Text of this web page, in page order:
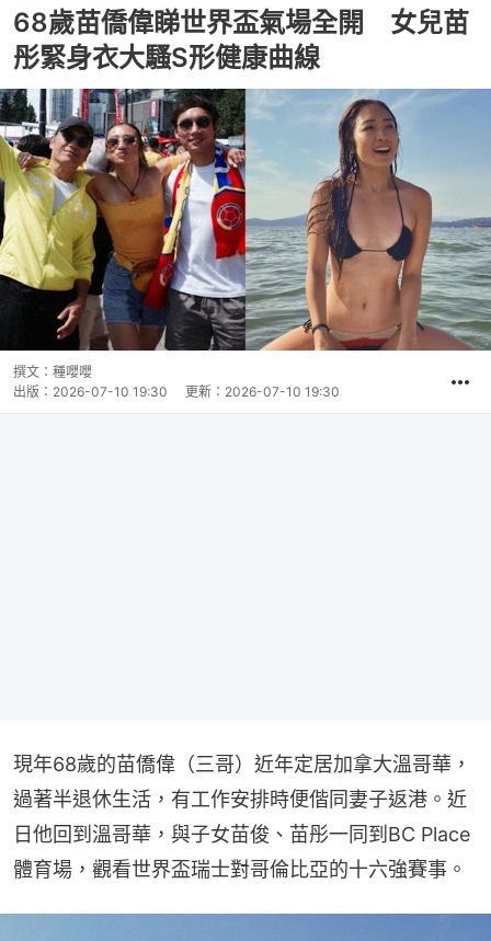
68歲苗僑偉睇世界盃氣場全開 女兒苗
彤緊身衣大騷S形健康曲線
撰文： 種嚶嚶
出版： 2026-07-10 19:30 更新： 2026-07-10 19:30
現年68歲的苗僑偉（三哥）近年定居加拿大溫哥華，
過著半退休生活，有工作安排時便偕同妻子返港。近
日他回到溫哥華，與子女苗俊、苗彤一同到BC Place
體育場，觀看世界盃瑞士對哥倫比亞的十六強賽事。